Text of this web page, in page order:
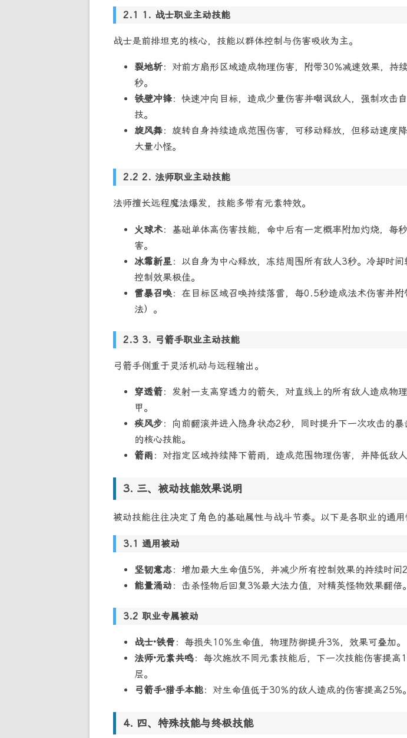
1. 战士职业主动技能
战士是前排坦克的核心，技能以群体控制与伤害吸收为主。
裂地斩：对前方扇形区域造成物理伤害，附带30%减速效果，持
秒。
铁壁冲锋：快速冲向目标，造成少量伤害并嘲讽敌人，强制攻击
技。
旋风舞：旋转自身持续造成范围伤害，可移动释放，但移动速度
大量小怪。
2. 法师职业主动技能
法师擅长远程魔法爆发，技能多带有元素特效。
火球术：基础单体高伤害技能，命中后有一定概率附加灼烧，每
害。
冰霜新星 ：以自身为中心释放，冻结周围所有敌人3秒。冷却时
控制效果极佳。
雷暴召唤：在目标区域召唤持续落雷，每0.5秒造成法术伤害并
法）。
3. 弓箭手职业主动技能
弓箭手侧重于灵活机动与远程输出。
穿透箭：发射一支高穿透力的箭矢，对直线上的所有敌人造成物
甲。
疾风步：向前翻滚并进入隐身状态2秒，同时提升下一次攻击的
的核心技能。
箭雨 ：对指定区域持续降下箭雨，造成范围物理伤害，并降低敌人
三、被动技能效果说明
被动技能往往决定了角色的基础属性与战斗节奏。以下是各职业的通用
通用被动
坚韧意志：增加最大生命值5%，并减少所有控制效果的持续时间
能量涌动 ：击杀怪物后回复3%最大法力值，对精英怪物效果翻倍。
职业专属被动
战士·铁骨：每损失10%生命值，物理防御提升3%，效果可叠加。
法师·元素共鸣：每次施放不同元素技能后，下一次技能伤害提高
层。
弓箭手·猎手本能：对生命值低于30%的敌人造成的伤害提高25%。
四、特殊技能与终极技能